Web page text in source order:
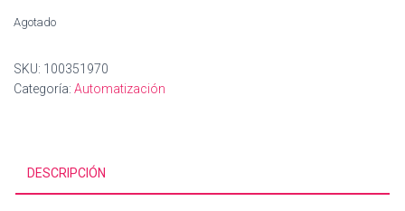
Agotado
SKU: 100351970
Categoría: Automatización
DESCRIPCIÓN